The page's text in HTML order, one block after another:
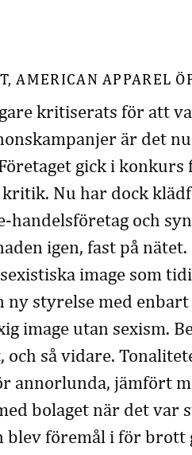
AMERICAN APPAREL
kritiserats för att
är det
gick i konkurs
kritik. Nu har dock
handelsföretag och
igen, fast på
image som
ny styrelse med
image utan sexism.
så vidare.
annorlunda, jämfört
bolaget när det var
blev föremål i för brott